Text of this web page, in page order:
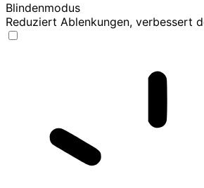
Blindenmodus
Reduziert Ablenkungen, verbessert